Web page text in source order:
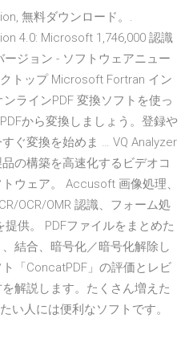
無料ダウンロード。.
4.0: Microsoft 1,746,000 認識
ージョン - ソフトウェアニュー
トップ Microsoft Fortran イン
ラインPDF 変換ソフトを使っ
から変換しましょう。登録や
ぐ変換を始めま … VQ Analyzer
の構築を高速化するビデオコ
ウェア。 Accusoft 画像処理、
OCR/OMR 認識、フォーム処
供。 PDFファイルをまとめた
結合、暗号化／暗号化解除し
「ConcatPDF」の評価とレビ
解説します。たくさん増えた
い人には便利なソフトです。